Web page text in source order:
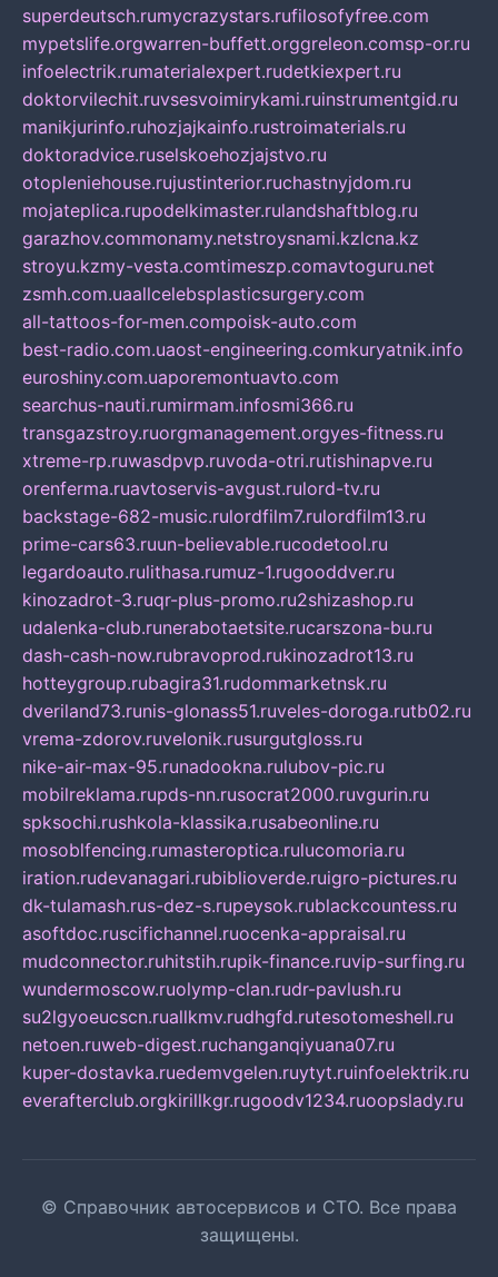
superdeutsch.rumycrazystars.rufilosofyfree.com
mypetslife.orgwarren-buffett.orggreleon.comsp-or.ru
infoelectrik.rumaterialexpert.rudetkiexpert.ru
doktorvilechit.ruvsesvoimirykami.ruinstrumentgid.ru
manikjurinfo.ruhozjajkainfo.rustroimaterials.ru
doktoradvice.ruselskoehozjajstvo.ru
otopleniehouse.rujustinterior.ruchastnyjdom.ru
mojateplica.rupodelkimaster.rulandshaftblog.ru
garazhov.commonamy.netstroysnami.kzlcna.kz
stroyu.kzmy-vesta.comtimeszp.comavtoguru.net
zsmh.com.uaallcelebsplasticsurgery.com
all-tattoos-for-men.compoisk-auto.com
best-radio.com.uaost-engineering.comkuryatnik.info
euroshiny.com.uaporemontuavto.com
searchus-nauti.rumirmam.infosmi366.ru
transgazstroy.ruorgmanagement.orgyes-fitness.ru
xtreme-rp.ruwasdpvp.ruvoda-otri.rutishinapve.ru
orenferma.ruavtoservis-avgust.rulord-tv.ru
backstage-682-music.rulordfilm7.rulordfilm13.ru
prime-cars63.ruun-believable.rucodetool.ru
legardoauto.rulithasa.rumuz-1.rugooddver.ru
kinozadrot-3.ruqr-plus-promo.ru2shizashop.ru
udalenka-club.runerabotaetsite.rucarszona-bu.ru
dash-cash-now.rubravoprod.rukinozadrot13.ru
hotteygroup.rubagira31.rudommarketnsk.ru
dveriland73.runis-glonass51.ruveles-doroga.rutb02.ru
vrema-zdorov.ruvelonik.rusurgutgloss.ru
nike-air-max-95.runadookna.rulubov-pic.ru
mobilreklama.rupds-nn.rusocrat2000.ruvgurin.ru
spksochi.rushkola-klassika.rusabeonline.ru
mosoblfencing.rumasteroptica.rulucomoria.ru
iration.rudevanagari.rubiblioverde.ruigro-pictures.ru
dk-tulamash.rus-dez-s.rupeysok.rublackcountess.ru
asoftdoc.ruscifichannel.ruocenka-appraisal.ru
mudconnector.ruhitstih.rupik-finance.ruvip-surfing.ru
wundermoscow.ruolymp-clan.rudr-pavlush.ru
su2lgyoeucscn.ruallkmv.rudhgfd.rutesotomeshell.ru
netoen.ruweb-digest.ruchanganqiyuana07.ru
kuper-dostavka.ruedemvgelen.ruytyt.ruinfoelektrik.ru
everafterclub.orgkirillkgr.rugoodv1234.ruoopslady.ru
© Справочник автосервисов и СТО. Все права
защищены.